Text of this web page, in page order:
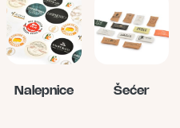
Nalepnice
Šećer